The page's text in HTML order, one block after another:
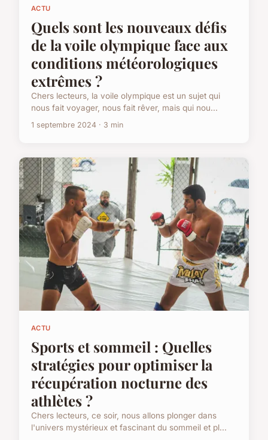
ACTU
Quels sont les nouveaux défis
de la voile olympique face aux
conditions météorologiques
extrêmes ?
Chers lecteurs, la voile olympique est un sujet qui
nous fait voyager, nous fait rêver, mais qui nou...
1 septembre 2024 · 3 min
ACTU
Sports et sommeil : Quelles
stratégies pour optimiser la
récupération nocturne des
athlètes ?
Chers lecteurs, ce soir, nous allons plonger dans
l'univers mystérieux et fascinant du sommeil et pl...